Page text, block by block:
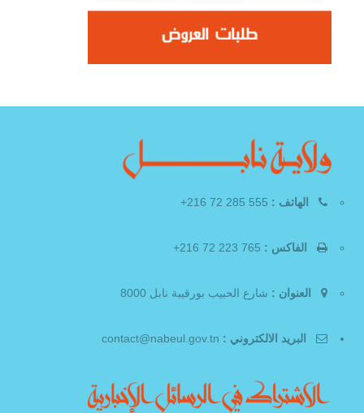
الهاتف :
الفاكس :
العنوان : شارع الحبيب بورقيبة نابل 8000
البريد الالكتروني :